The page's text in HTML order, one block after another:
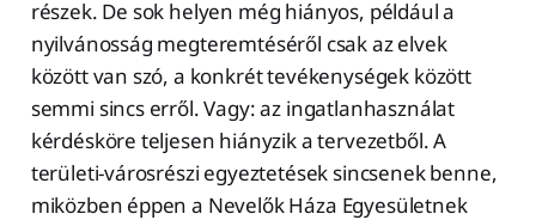
részek. De sok helyen még hiányos, például a
nyilvánosság megteremtéséről csak az elvek
között van szó, a konkrét tevékenységek között
semmi sincs erről. Vagy: az ingatlanhasználat
kérdésköre teljesen hiányzik a tervezetből. A
területi-városrészi egyeztetések sincsenek benne,
miközben éppen a Nevelők Háza Egyesületnek